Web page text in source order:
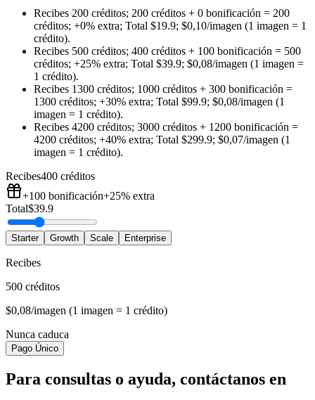
Recibes 200 créditos; 200 créditos + 0 bonificación = 200
créditos; +0% extra; Total $19.9; $0,10/imagen (1 imagen = 1
crédito).
Recibes 500 créditos; 400 créditos + 100 bonificación = 500
créditos; +25% extra; Total $39.9; $0,08/imagen (1 imagen =
1 crédito).
Recibes 1300 créditos; 1000 créditos + 300 bonificación =
1300 créditos; +30% extra; Total $99.9; $0,08/imagen (1
imagen = 1 crédito).
Recibes 4200 créditos; 3000 créditos + 1200 bonificación =
4200 créditos; +40% extra; Total $299.9; $0,07/imagen (1
imagen = 1 crédito).
Recibes400 créditos
+100 bonificación+25% extra
Total$39.9
Starter Growth Scale Enterprise
Recibes
500 créditos
$0,08/imagen (1 imagen = 1 crédito)
Nunca caduca
Pago Único
Para consultas o ayuda, contáctanos en